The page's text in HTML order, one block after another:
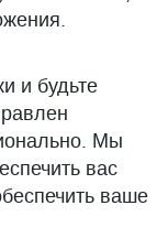
и будьте
Мы
вас
ваше